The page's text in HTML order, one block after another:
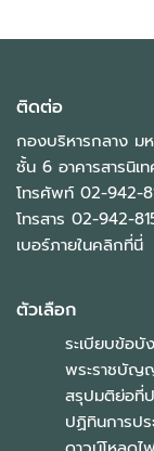
ติดต่อ
กองบริหารกลาง ม
ชั้น 6 อาคารสารนิ
โทรศัพท์ 02-942-
โทรสาร 02-942-
เบอร์ภายในคลิกที่นี่
ตัวเลือก
ระเบียบข้อบั
พระราชบัญ
สรุปมติย่อที่
ปฏิทินการปร